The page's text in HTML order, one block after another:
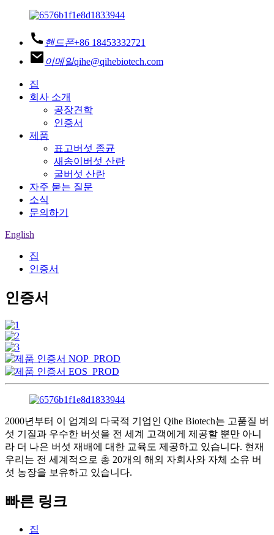
핸드폰+86 18453332721
이메일qihe@qihebiotech.com
집
회사 소개
공장견학
인증서
제품
표고버섯 종균
새송이버섯 산란
굴버섯 산란
자주 묻는 질문
소식
문의하기
English
집
인증서
인증서
2000년부터 이 업계의 다국적 기업인 Qihe Biotech는 고품질 버
섯 기질과 우수한 버섯을 전 세계 고객에게 제공할 뿐만 아니
라 더 나은 버섯 재배에 대한 교육도 제공하고 있습니다. 현재
우리는 전 세계적으로 총 20개의 해외 자회사와 자체 소유 버
섯 농장을 보유하고 있습니다.
빠른 링크
집